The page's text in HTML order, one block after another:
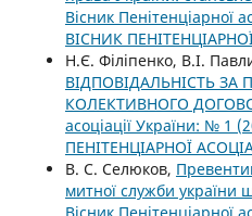
Вісник Пенітенціарної
ВІСНИК
Н.Є. Філіпенко, В.І.
ВІДПОВІДАЛЬНІСТЬ
КОЛЕКТИВНОГО
асоціації України: № 1
ПЕНІТЕНЦІАРНОЇ
В. С. Селюков,
митної служби україни